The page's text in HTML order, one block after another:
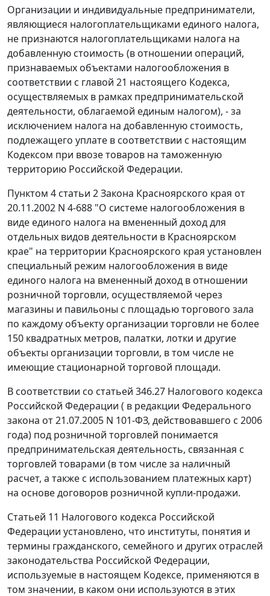
Организации и индивидуальные предприниматели,
являющиеся налогоплательщиками единого налога,
не признаются налогоплательщиками налога на
добавленную стоимость (в отношении операций,
признаваемых объектами налогообложения в
соответствии с главой 21 настоящего Кодекса,
осуществляемых в рамках предпринимательской
деятельности, облагаемой единым налогом), - за
исключением налога на добавленную стоимость,
подлежащего уплате в соответствии с настоящим
Кодексом при ввозе товаров на таможенную
территорию Российской Федерации.
Пунктом 4 статьи 2Закона Красноярского края от
20.11.2002 N 4-688 "О системе налогообложения в
виде единого налога на вмененный доход для
отдельных видов деятельности в Красноярском
крае" на территории Красноярского края установлен
специальный режим налогообложения в виде
единого налога на вмененный доход в отношении
розничной торговли, осуществляемой через
магазины и павильоны с площадью торгового зала
по каждому объекту организации торговли не более
150 квадратных метров, палатки, лотки и другие
объекты организации торговли, в том числе не
имеющие стационарной торговой площади.
В соответствии со статьей 346.27 Налогового кодекса
Российской Федерации ( в редакции Федерального
закона от 21.07.2005 N 101-ФЗ, действовавшего с 2006
года) под розничной торговлей понимается
предпринимательская деятельность, связанная с
торговлей товарами (в том числе за наличный
расчет, а также с использованием платежных карт)
на основе договоров розничной купли-продажи.
Статьей 11 Налогового кодекса Российской
Федерации установлено, что институты, понятия и
термины гражданского, семейного и других отраслей
законодательства Российской Федерации,
используемые в настоящем Кодексе, применяются в
том значении, в каком они используются в этих